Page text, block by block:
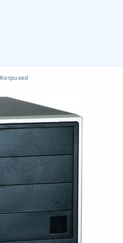
Korpused